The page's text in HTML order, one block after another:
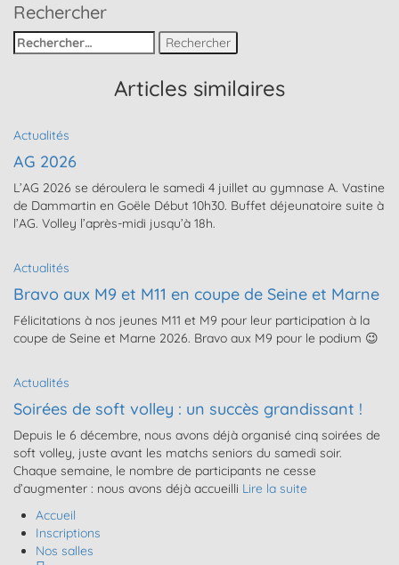
Rechercher
Rechercher
:
Articles similaires
Actualités
AG 2026
L’AG 2026 se déroulera le samedi 4 juillet au gymnase A. Vastine
de Dammartin en Goële Début 10h30. Buffet déjeunatoire suite à
l’AG. Volley l’après-midi jusqu’à 18h.
Actualités
Bravo aux M9 et M11 en coupe de Seine et Marne
Félicitations à nos jeunes M11 et M9 pour leur participation à la
coupe de Seine et Marne 2026. Bravo aux M9 pour le podium 😉
Actualités
Soirées de soft volley : un succès grandissant !
Depuis le 6 décembre, nous avons déjà organisé cinq soirées de
soft volley, juste avant les matchs seniors du samedi soir.
Chaque semaine, le nombre de participants ne cesse
d’augmenter : nous avons déjà accueilli Lire la suite
Accueil
Inscriptions
Nos salles